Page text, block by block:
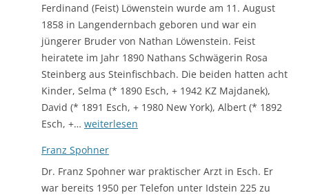
Ferdinand (Feist) Löwenstein wurde am 11. August
1858 in Langendernbach geboren und war ein
jüngerer Bruder von Nathan Löwenstein. Feist
heiratete im Jahr 1890 Nathans Schwägerin Rosa
Steinberg aus Steinfischbach. Die beiden hatten acht
Kinder, Selma (* 1890 Esch, + 1942 KZ Majdanek),
David (* 1891 Esch, + 1980 New York), Albert (* 1892
Esch, +… Ferdinand
weiterlesen
Franz Spohner
Dr. Franz Spohner war praktischer Arzt in Esch. Er
war bereits 1950 per Telefon unter Idstein 225 zu